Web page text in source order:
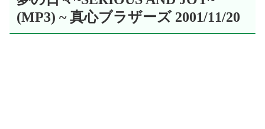
(MP3) ~ 真心ブラザーズ 2001/11/20